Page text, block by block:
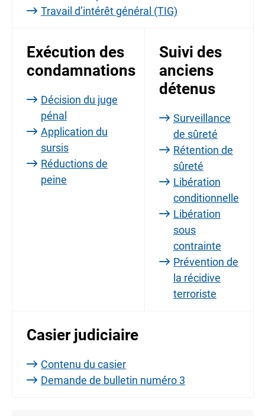
Travail d’intérêt général (TIG)
Exécution des
condamnations
Décision du juge
pénal
Application du
sursis
Réductions de
peine
Suivi des
anciens
détenus
Surveillance
de sûreté
Rétention de
sûreté
Libération
conditionnelle
Libération
sous
contrainte
Prévention de
la récidive
terroriste
Casier judiciaire
Contenu du casier
Demande de bulletin numéro 3